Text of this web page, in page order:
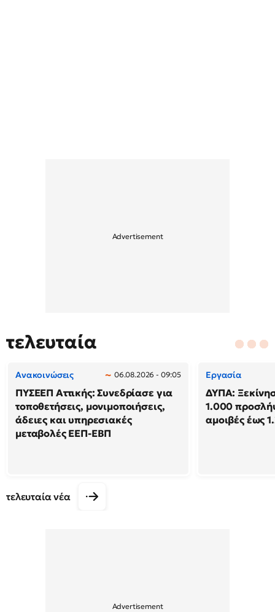
τελευταία
Ανακοινώσεις 06.08.2026 - 09:05
ΠΥΣΕΕΠ Αττικής: Συνεδρίασε για
τοποθετήσεις, μονιμοποιήσεις,
άδειες και υπηρεσιακές
μεταβολές ΕΕΠ-ΕΒΠ
Εργασία
ΔΥΠΑ:
1.000
αμοιβές έως
τελευταία νέα